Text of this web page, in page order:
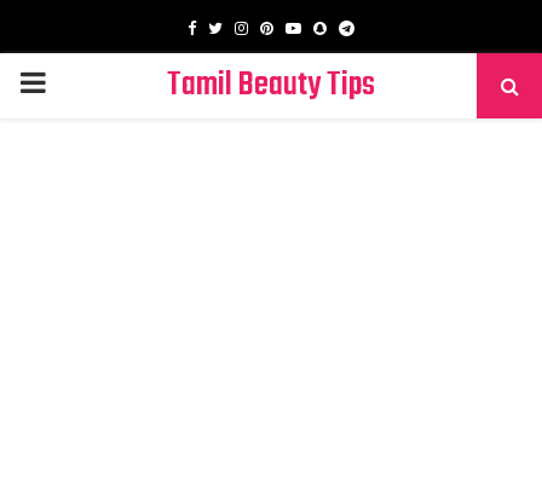
Facebook
TwitterInstagram
PinterestYoutube
SnapchatTelegram
PRIMARY
Tamil Beauty Tips